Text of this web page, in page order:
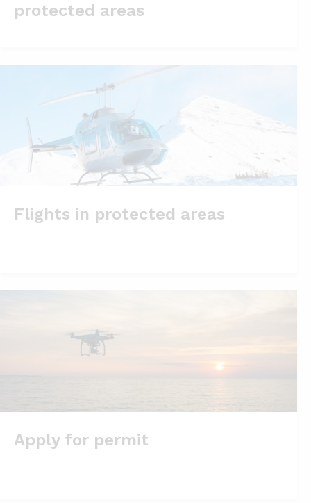
protected areas
Flights in protected areas
Apply for permit